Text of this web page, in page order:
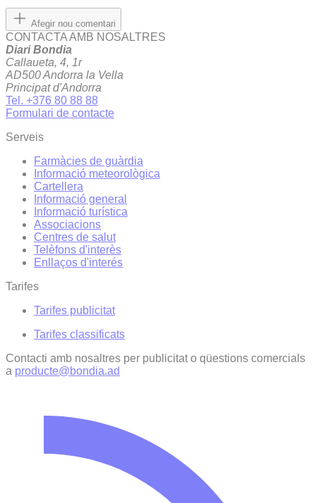
Afegir nou comentari
CONTACTA AMB NOSALTRES
Diari Bondia
Callaueta, 4, 1r
AD500 Andorra la Vella
Principat d'Andorra
Tel. +376 80 88 88
Formulari de contacte
Serveis
Farmàcies de guàrdia
Informació meteorològica
Cartellera
Informació general
Informació turística
Associacions
Centres de salut
Telèfons d'interès
Enllaços d'interés
Tarifes
Tarifes publicitat
Tarifes classificats
Contacti amb nosaltres per publicitat o qüestions comercials
a producte@bondia.ad